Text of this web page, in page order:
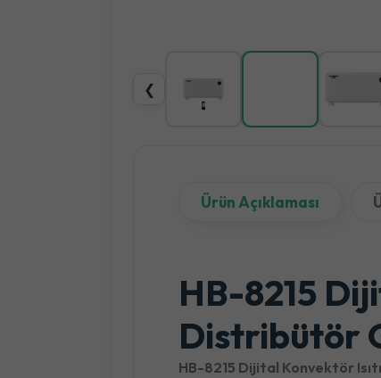
❮
Ürün Açıklaması
HB-8215
Distribütör
HB-8215 Dijital Konvektör